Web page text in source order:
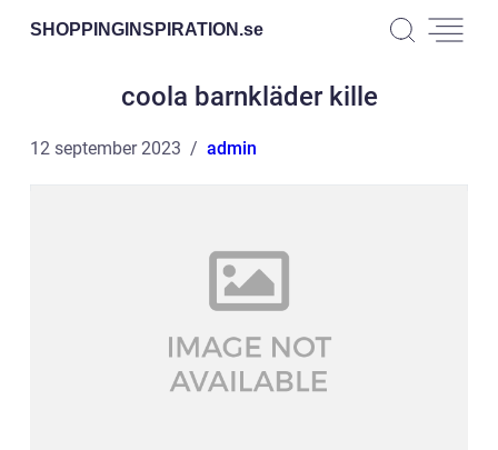
SHOPPINGINSPIRATION.se
coola barnkläder kille
12 september 2023 admin